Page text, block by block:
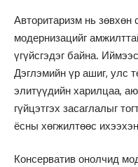
Авторитаризм нь зөвхөн
модернизацийг
үгүйсгэдэг байна.
Дэглэмийн үр ашиг, улс
элитүүдийн харилцаа,
гүйцэтгэх засаглалыг
ёсны хөгжилтөөс
Консерватив онолчид